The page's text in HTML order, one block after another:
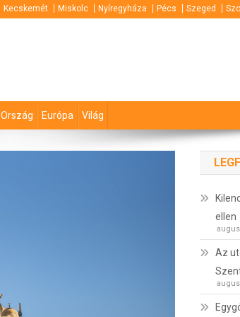
Kecskemét Miskolc Nyíregyháza Pécs Szeged
Ország Európa Világ
ellen
Az